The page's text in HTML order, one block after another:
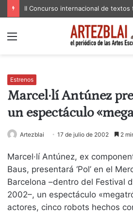
II Concurso internacional de textos
Menú
Estrenos
Marcel·lí Antúnez
un espectáculo
Artezblai 17 de julio de 2002 2
Marcel·lí Antúnez, ex
Baus, presentará ‘Pol’ en el
Barcelona –dentro del Festival
2002–, un espectáculo
actores, cinco robots hechos